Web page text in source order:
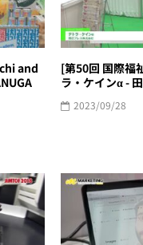
and
[第50回 国際福
ラ・ケインα -
2023/09/28